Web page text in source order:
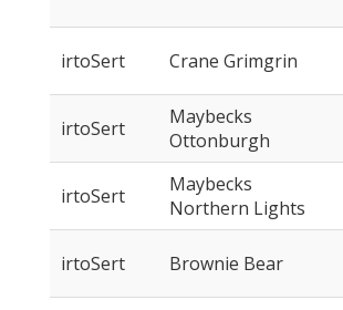
irtoSert Crane Grimgrin
irtoSert
Maybecks
Ottonburgh
irtoSert
Maybecks
Northern Lights
irtoSert Brownie Bear